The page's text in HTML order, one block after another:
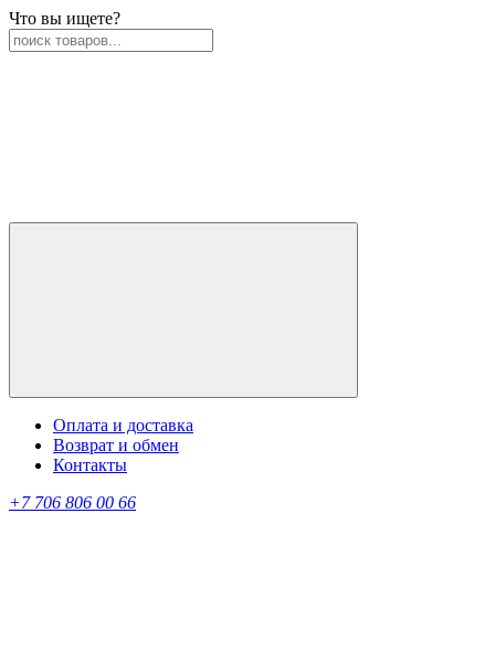
Что вы ищете?
Оплата и доставка
Возврат и обмен
Контакты
+7 706 806 00 66